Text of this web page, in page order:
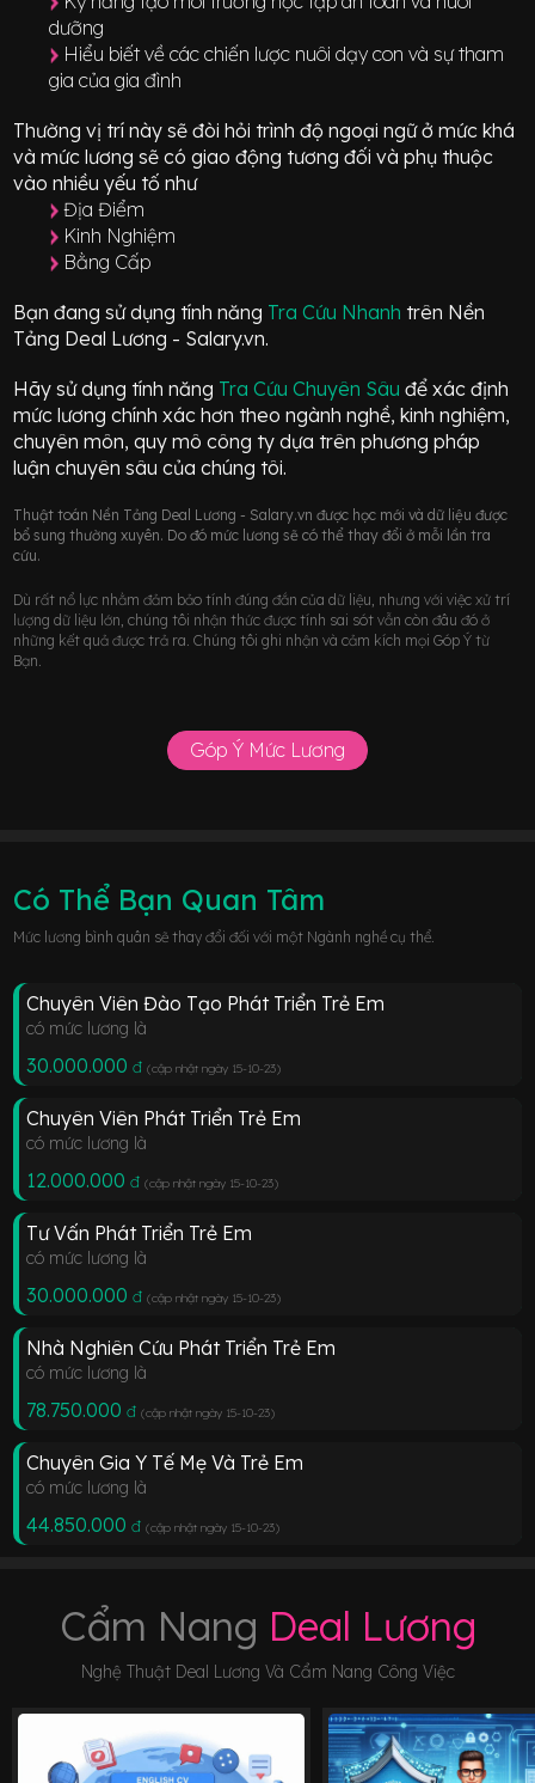
dưỡng
Hiểu biết về các chiến lược nuôi dạy con và sự tham
gia của gia đình
Thường vị trí này sẽ đòi hỏi trình độ ngoại ngữ ở mứckhá
và mức lương sẽ có giao động tương đối và phụ thuộc
vào nhiều yếu tố như
Địa Điểm
Kinh Nghiệm
Bằng Cấp
Bạn đang sử dụng tính năng Tra Cứu Nhanh trên Nền
Tảng Deal Lương - Salary.vn.
Hãy sử dụng tính năng Tra Cứu Chuyên Sâuđể xác định
mức lương chính xác hơn theo ngành nghề, kinh nghiệm,
chuyên môn, quy mô công ty dựa trên phương pháp
luận chuyên sâu của chúng tôi.
Thuật toán Nền Tảng Deal Lương - Salary.vn được học mới và dữ liệu được
bổ sung thường xuyên. Do đó mức lương sẽ có thể thay đổi ở mỗi lần tra
cứu.
Dù rất nổ lực nhằm đảm bảo tính đúng đắn của dữ liệu, nhưng với việc xử trí
lượng dữ liệu lớn, chúng tôi nhận thức được tính sai sót vẫn còn đâu đó ở
những kết quả được trả ra. Chúng tôi ghi nhận và cảm kích mọi Góp Ý từ
Bạn.
Góp Ý Mức Lương
Có Thể Bạn Quan Tâm
Mức lương bình quân sẽ thay đổi đối với một Ngành nghề cụ thể.
Chuyên Viên Đào Tạo Phát Triển Trẻ Em
có mức lương là
30.000.000 đ (cập nhật ngày 15-10-23)
Chuyên Viên Phát Triển Trẻ Em
có mức lương là
12.000.000 đ (cập nhật ngày 15-10-23)
Tư Vấn Phát Triển Trẻ Em
có mức lương là
30.000.000 đ (cập nhật ngày 15-10-23)
Nhà Nghiên Cứu Phát Triển Trẻ Em
có mức lương là
78.750.000 đ (cập nhật ngày 15-10-23)
Chuyên Gia Y Tế Mẹ Và Trẻ Em
có mức lương là
44.850.000 đ (cập nhật ngày 15-10-23)
Cẩm Nang Deal Lương
Nghệ Thuật Deal Lương Và Cẩm Nang Công Việc